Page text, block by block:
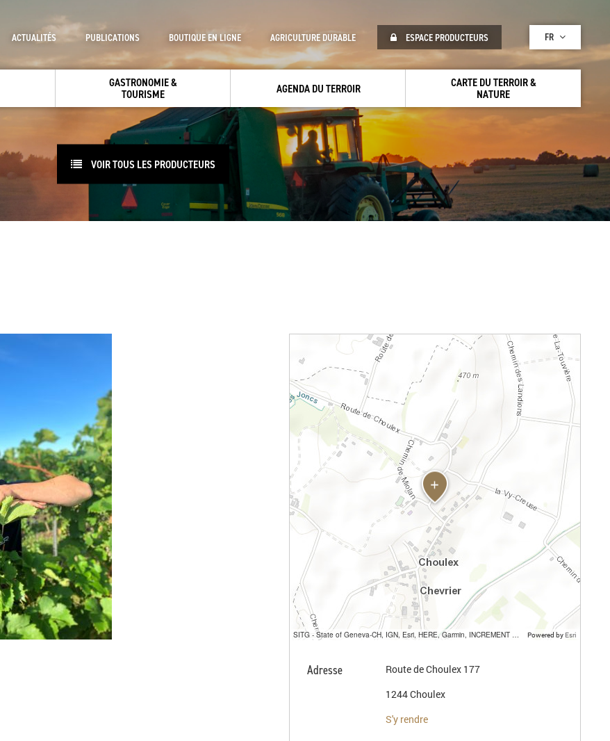
GASTRONOMIE &
TOURISME
AGENDA DU TERROIR
CARTE DU TERROIR &
NATURE
ACTUALITÉS PUBLICATIONS BOUTIQUE EN LIGNE AGRICULTURE DURABLE ESPACE PRODUCTEURS FR
VOIR TOUS LES PRODUCTEURS
SITG - State of Geneva-CH, IGN, Esri, HERE, Garmin, INCREMENT P, USGS, METI/NASA Powered by Esri
Adresse
Route de Choulex 177
1244 Choulex
S'y rendre